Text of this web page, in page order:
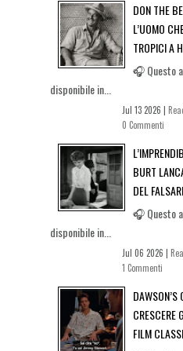
DON THE
L’UOMO
TROPICI A
🎧 Questo
disponibile in...
Jul 13 2026 |
0 Commenti
BURT
DEL
🎧 Questo
disponibile in...
Jul 06 2026 |
1 Commenti
DAWSON’S
CRESCERE
FILM